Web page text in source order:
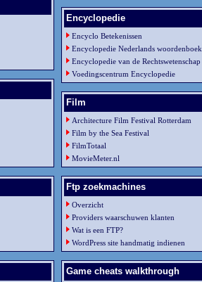
Encyclopedie
Encyclo Betekenissen
Encyclopedie Nederlands woordenboek
Encyclopedie van de Rechtswetenschap
Voedingscentrum Encyclopedie
Film
Architecture Film Festival Rotterdam
Film by the Sea Festival
FilmTotaal
MovieMeter.nl
Ftp zoekmachines
Overzicht
Providers waarschuwen klanten
Wat is een FTP?
WordPress site handmatig indienen
Game cheats walkthrough